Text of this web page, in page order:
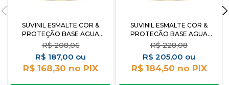
SUVINIL ESMALTE COR &
PROTEÇÃO BASE AGUA
BRANCO BRILHANTE 3.6L
R$ 208,06
R$ 187,00
R$ 168,30
SUVINIL ESMALTE COR &
PROTECÃO BASE AGUA
BRANCO ACETINADO 3.6L
R$ 228,08
R$ 205,00
R$ 184,50